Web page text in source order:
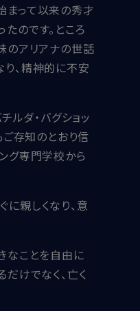
まって以来の秀才
のです。ところ
のアリアナの世話
、精神的に不安
ルダ・バグショッ
ご存知のとおり信
グ専門学校から
親しくなり、意
なことを自由に
けでなく、亡く